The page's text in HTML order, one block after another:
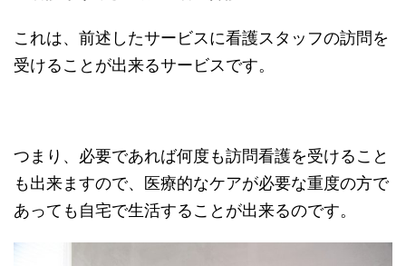
これは、前述したサービスに看護スタッフの訪問を
受けることが出来るサービスです。
つまり、必要であれば何度も訪問看護を受けること
も出来ますので、医療的なケアが必要な重度の方で
あっても自宅で生活することが出来るのです。